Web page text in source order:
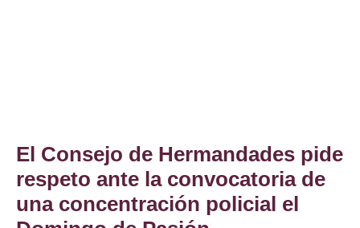
El Consejo de Hermandades pide
respeto ante la convocatoria de
una concentración policial el